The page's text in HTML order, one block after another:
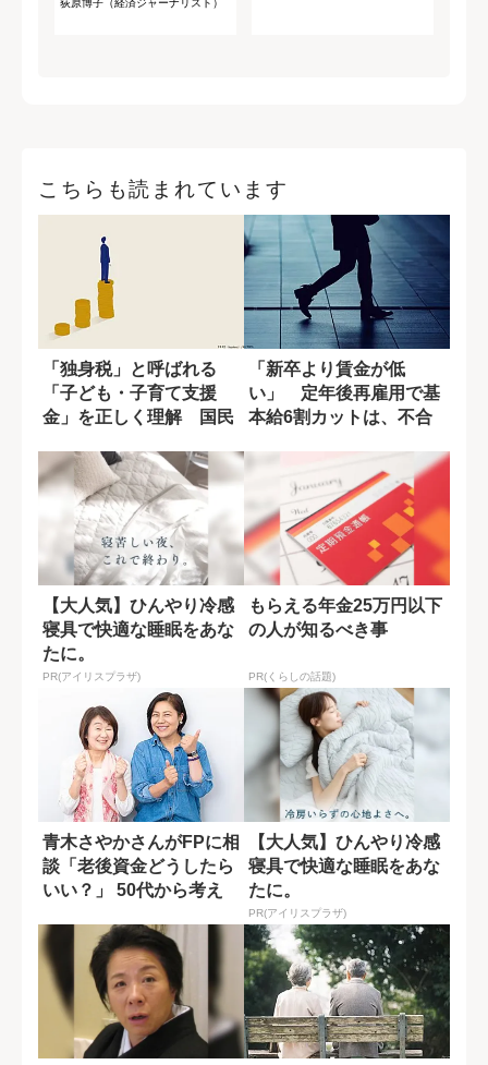
荻原博子（経済ジャーナリスト）
こちらも読まれています
「独身税」と呼ばれる
「子ども・子育て支援
金」を正しく理解 国民
「新卒より賃金が低
い」 定年後再雇用で基
本給6割カットは、不合
【大人気】ひんやり冷感
寝具で快適な睡眠をあな
たに。
PR(アイリスプラザ)
もらえる年金25万円以下
の人が知るべき事
PR(くらしの話題)
青木さやかさんがFPに相
談「老後資金どうしたら
いい？」 50代から考え
【大人気】ひんやり冷感
寝具で快適な睡眠をあな
たに。
PR(アイリスプラザ)